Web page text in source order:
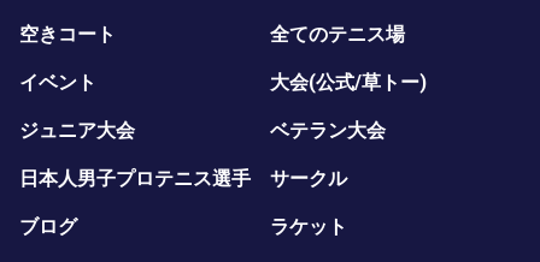
空きコート 全てのテニス場
イベント 大会(公式/草トー)
ジュニア大会 ベテラン大会
日本人男子プロテニス選手 サークル
ブログ ラケット